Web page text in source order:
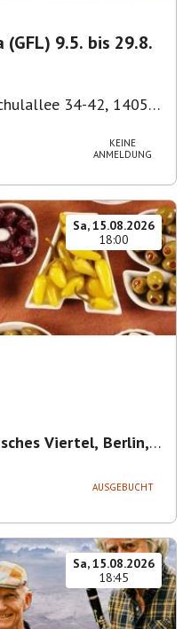
Deutsche Football Liga (GFL) 9.5. bis 29.8.
34-42, 14055
KEINE
ANMELDUNG
Sa, 15.08.2026
18:00
Viertel, Berlin,
AUSGEBUCHT
Sa, 15.08.2026
18:45